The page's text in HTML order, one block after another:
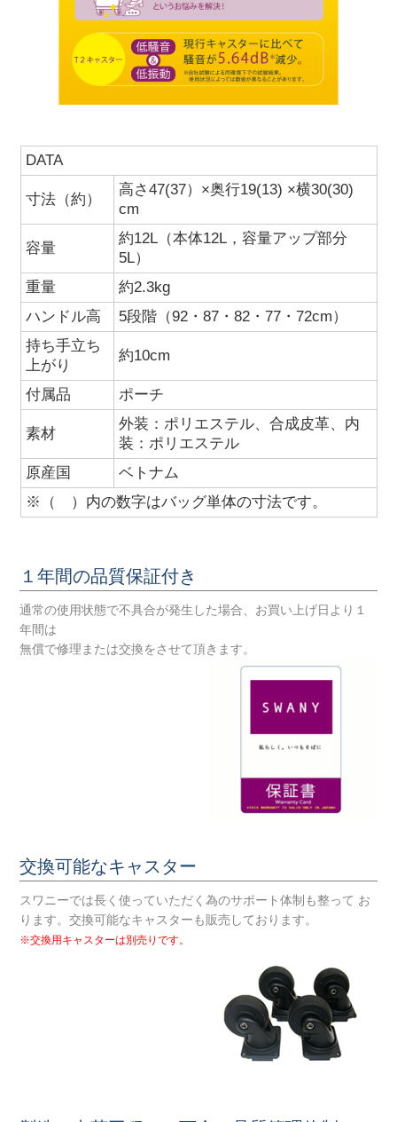
DATA
寸法（約）
高さ47(37）×奥行19(13) ×横30(30)
cm
容量
約12L（本体12L，容量アップ部分
5L）
重量
約2.3kg
ハンドル高
5段階（92・87・82・77・72cm）
持ち手立ち
上がり
約10cm
付属品 ポーチ
素材
外装：ポリエステル、合成皮革、内
装：ポリエステル
原産国
ベトナム
※（ ）内の数字はバッグ単体の寸法です。
１年間の品質保証付き
通常の使用状態で不具合が発生した場合、お買い上げ日より１
年間は
無償で修理または交換をさせて頂きます。
交換可能なキャスター
スワニーでは長く使っていただく為のサポート体制も整って お
ります。交換可能なキャスターも販売しております。
※交換用キャスターは別売りです。